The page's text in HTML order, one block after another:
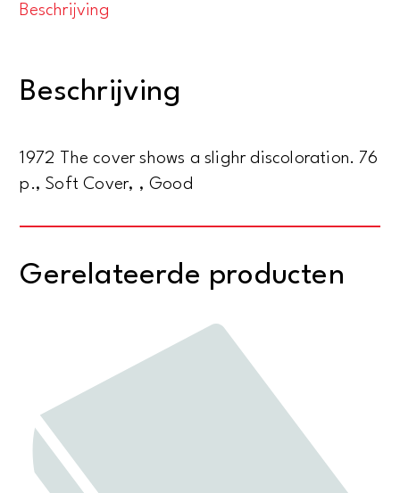
Beschrijving
Beschrijving
1972 The cover shows a slighr discoloration. 76
p., Soft Cover, , Good
Gerelateerde producten